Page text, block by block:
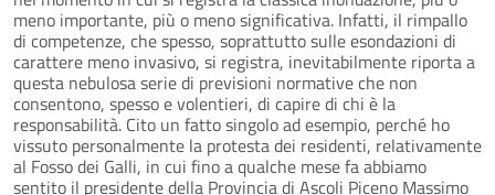
meno importante, più o meno significativa. Infatti, il rimpallo
di competenze, che spesso, soprattutto sulle esondazioni di
carattere meno invasivo, si registra, inevitabilmente riporta a
questa nebulosa serie di previsioni normative che non
consentono, spesso e volentieri, di capire di chi è la
responsabilità. Cito un fatto singolo ad esempio, perché ho
vissuto personalmente la protesta dei residenti, relativamente
al Fosso dei Galli, in cui fino a qualche mese fa abbiamo
sentito il presidente della Provincia di Ascoli Piceno Massimo